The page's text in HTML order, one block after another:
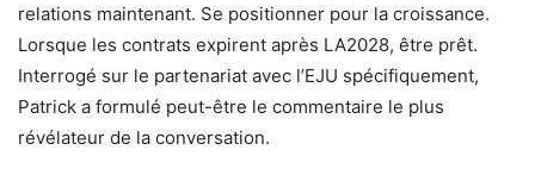
relations maintenant. Se positionner pour la croissance.
Lorsque les contrats expirent après LA2028, être prêt.
Interrogé sur le partenariat avec l’EJU spécifiquement,
Patrick a formulé peut-être le commentaire le plus
révélateur de la conversation.